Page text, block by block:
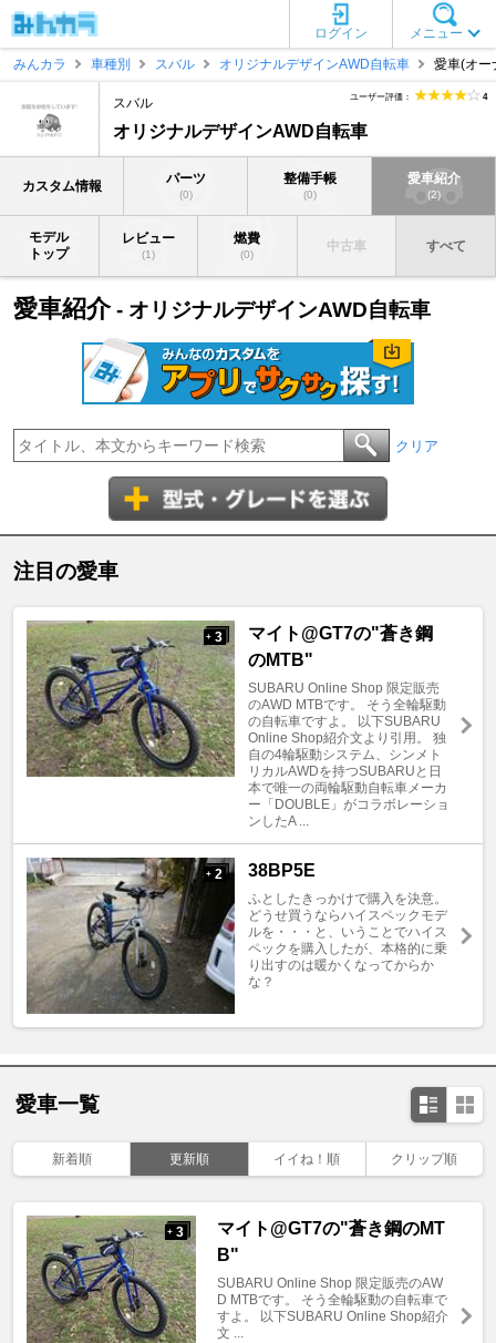
メニュー
ログイン
みんカラ
車種別 スバル オリジナルデザインAWD自転車 愛車(オー
スバル
オリジナルデザインAWD自転車
ユーザー評価： 4
カスタム情報 パーツ
(0)
整備手帳
(0)
愛車紹介
(2)
モデル
トップ
レビュー
(1)
燃費
(0)
中古車 すべて
愛車紹介- オリジナルデザインAWD自転車
クリア
注目の愛車
+ 3
マイト@GT7の"蒼き鋼
のMTB"
SUBARU Online Shop 限定販売
のAWD MTBです。 そう全輪駆動
の自転車ですよ。 以下SUBARU
Online Shop紹介文より引用。 独
自の4輪駆動システム、シンメト
リカルAWDを持つSUBARUと日
本で唯一の両輪駆動自転車メーカ
ー「DOUBLE」がコラボレーショ
ンしたA ...
+ 2 38BP5E
ふとしたきっかけで購入を決意。
どうせ買うならハイスペックモデ
ルを・・・と、いうことでハイス
ペックを購入したが、本格的に乗
り出すのは暖かくなってからか
な？
愛車一覧
新着順 更新順 イイね！順 クリップ順
+ 3
マイト@GT7の"蒼き鋼のMT
B"
SUBARU Online Shop 限定販売のAW
D MTBです。 そう全輪駆動の自転車で
すよ。 以下SUBARU Online Shop紹介
文 ...